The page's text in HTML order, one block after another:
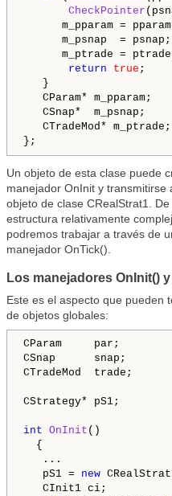
CheckPointer
m_pparam =
m_psnap  = psnap;
m_ptrade =
return
true ;
}
CParam* m_pparam;
CSnap*  m_psnap;
CTradeMod* m_ptrade;
Un objeto de esta clase puede
manejador OnInit y
objeto de clase CRealStrat1.
estructura relativamente
podremos trabajar a través de
manejador OnTick().
Los manejadores OnInit()
Este es el aspecto que pueden
de objetos globales:
CParam     par;
CSnap      snap;
CTradeMod  trade;
CStrategy* pS1;
int OnInit ()
{
   ...
pS1 = new
CInit1 ci;